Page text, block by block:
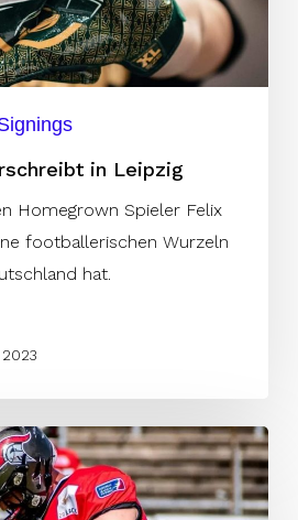
in Leipzig
Homegrown Spieler Felix
footballerischen Wurzeln
hat.
2023